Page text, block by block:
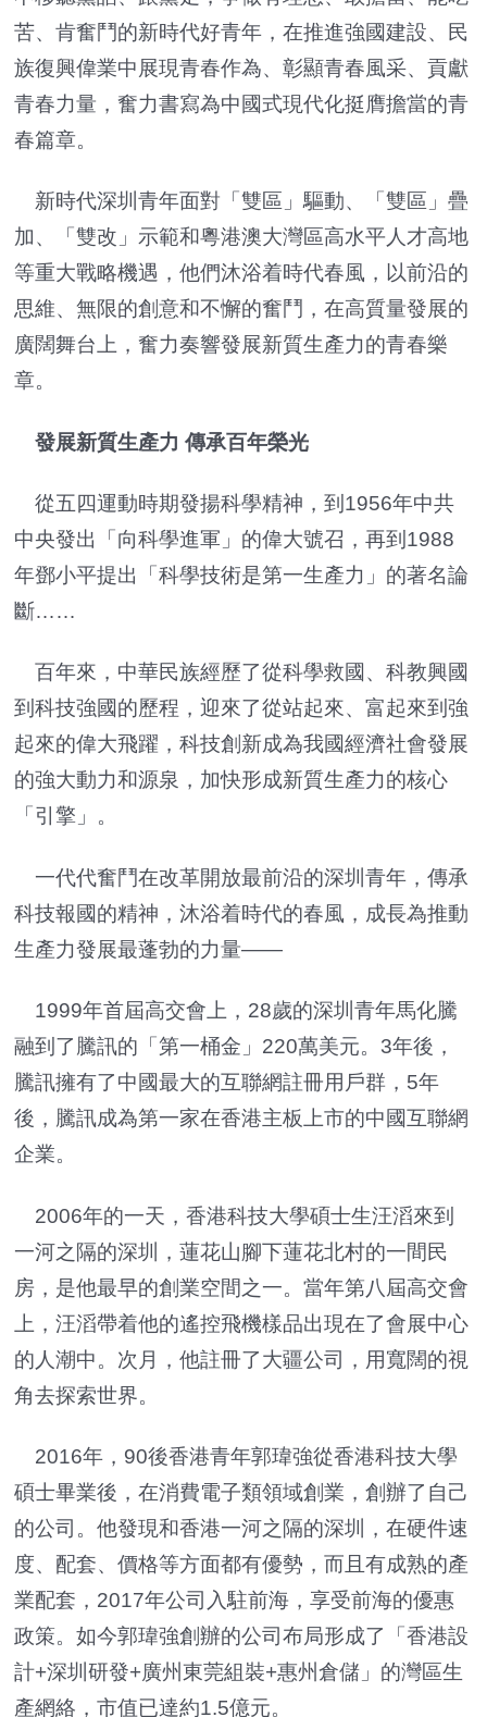
苦、肯奮鬥的新時代好青年，在推進強國建設、民
族復興偉業中展現青春作為、彰顯青春風采、貢獻
青春力量，奮力書寫為中國式現代化挺膺擔當的青
春篇章。
新時代深圳青年面對「雙區」驅動、「雙區」疊
加、「雙改」示範和粵港澳大灣區高水平人才高地
等重大戰略機遇，他們沐浴着時代春風，以前沿的
思維、無限的創意和不懈的奮鬥，在高質量發展的
廣闊舞台上，奮力奏響發展新質生產力的青春樂
章。
發展新質生產力 傳承百年榮光
從五四運動時期發揚科學精神，到1956年中共
中央發出「向科學進軍」的偉大號召，再到1988
年鄧小平提出「科學技術是第一生產力」的著名論
斷……
百年來，中華民族經歷了從科學救國、科教興國
到科技強國的歷程，迎來了從站起來、富起來到強
起來的偉大飛躍，科技創新成為我國經濟社會發展
的強大動力和源泉，加快形成新質生產力的核心
「引擎」。
一代代奮鬥在改革開放最前沿的深圳青年，傳承
科技報國的精神，沐浴着時代的春風，成長為推動
生產力發展最蓬勃的力量——
1999年首屆高交會上，28歲的深圳青年馬化騰
融到了騰訊的「第一桶金」220萬美元。3年後，
騰訊擁有了中國最大的互聯網註冊用戶群，5年
後，騰訊成為第一家在香港主板上市的中國互聯網
企業。
2006年的一天，香港科技大學碩士生汪滔來到
一河之隔的深圳，蓮花山腳下蓮花北村的一間民
房，是他最早的創業空間之一。當年第八屆高交會
上，汪滔帶着他的遙控飛機樣品出現在了會展中心
的人潮中。次月，他註冊了大疆公司，用寬闊的視
角去探索世界。
2016年，90後香港青年郭瑋強從香港科技大學
碩士畢業後，在消費電子類領域創業，創辦了自己
的公司。他發現和香港一河之隔的深圳，在硬件速
度、配套、價格等方面都有優勢，而且有成熟的產
業配套，2017年公司入駐前海，享受前海的優惠
政策。如今郭瑋強創辦的公司布局形成了「香港設
計+深圳研發+廣州東莞組裝+惠州倉儲」的灣區生
產網絡，市值已達約1.5億元。